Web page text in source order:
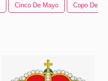
Cinco De Mayo Copo De